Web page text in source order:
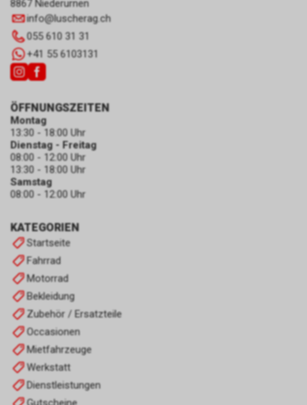
8867 Niederurnen
info@luscherag.ch
055 610 31 31
+41 55 6103131
KATEGORIEN
Startseite
Fahrrad
Motorrad
Bekleidung
Zubehör / Ersatzteile
Occasionen
Mietfahrzeuge
Werkstatt
Dienstleistungen
ÖFFNUNGSZEITEN
Montag
13:30 - 18:00 Uhr
Dienstag - Freitag
08:00 - 12:00 Uhr
13:30 - 18:00 Uhr
Samstag
08:00 - 12:00 Uhr